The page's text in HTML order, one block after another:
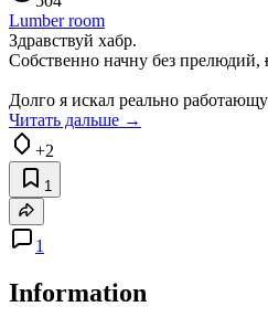
Lumber room
Здравствуй хабр.
Собственно начну без прелюдий,
Долго я искал реально
Читать дальше →
+2
1
1
Information